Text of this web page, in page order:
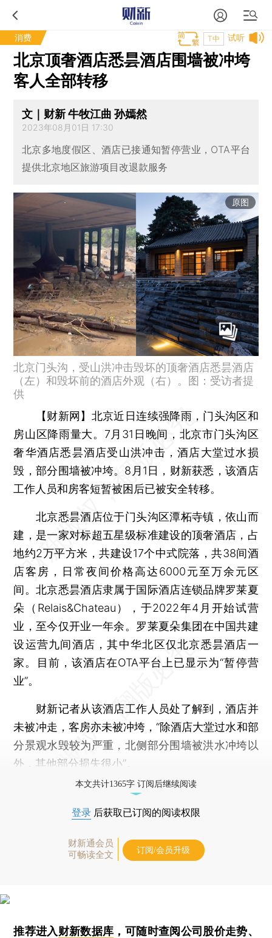
消费 试听
T中
北京顶奢酒店悉昙酒店围墙被冲垮
客人全部转移
文｜财新 牛牧江曲 孙嫣然
2023年08月01日 17:30
北京多地度假区、酒店已接通知暂停营业，OTA平台
提供北京地区旅游项目改退款服务
原图
北京门头沟，受山洪冲击毁坏的顶奢酒店悉昙酒店
（左）和毁坏前的酒店外观（右）。图：受访者提
供
【财新网】 北京近日连续强降雨，门头沟区和
房山区降雨量大。7月31日晚间，北京市门头沟区
奢华酒店悉昙酒店受山洪冲击，酒店大堂过水损
毁，部分围墙被冲垮。8月1日，财新获悉，该酒店
工作人员和房客短暂被困后已被安全转移。
北京悉昙酒店位于门头沟区潭柘寺镇，依山而
建，是一家对标超五星级标准建设的顶奢酒店，占
地约2万平方米，共建设17个中式院落，共38间酒
店客房，日常夜间价格高达6000元至万余元区
间。北京悉昙酒店隶属于国际酒店连锁品牌罗莱夏
朵（Relais&Chateau），于2022年4月开始试营
业，至今仅开业一年余。罗莱夏朵集团在中国共建
设运营九间酒店，其中华北区仅北京悉昙酒店一
家。目前，该酒店在OTA平台上已显示为“暂停营
业”。
财新记者从该酒店工作人员处了解到，酒店并
未被冲走，客房亦未被冲垮，“除酒店大堂过水和部
分景观水毁较为严重，北侧部分围墙被洪水冲垮以
外，其他部分损失很小”。
本文共计1365字 订阅后继续阅读
登录 后获取已订阅的阅读权限
财新通会员
可畅读全文
订阅/会员升级
推荐进入财新数据库 ，可随时查阅公司股价走势、